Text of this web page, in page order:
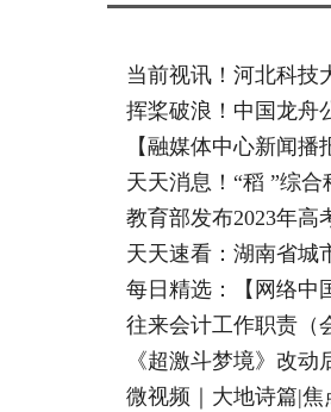
当前视讯！河北科技
挥桨破浪！中国龙舟
【融媒体中心新闻
天天消息！“稻 ”综
教育部发布2023年高
天天速看：湖南省城
每日精选：【网络中
往来会计工作职责（
《超激斗梦境》改
微视频｜大地诗篇|焦